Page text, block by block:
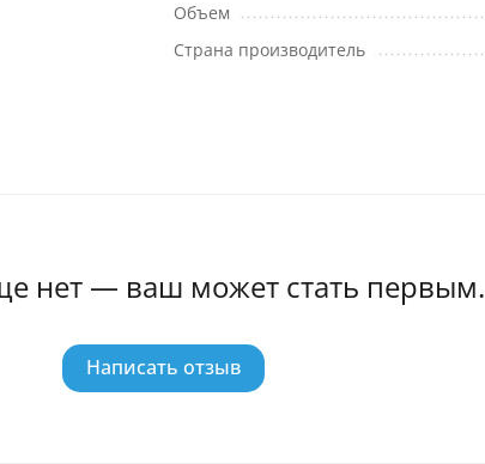
Объем
Страна производитель
нет — ваш может стать первым.
Написать отзыв